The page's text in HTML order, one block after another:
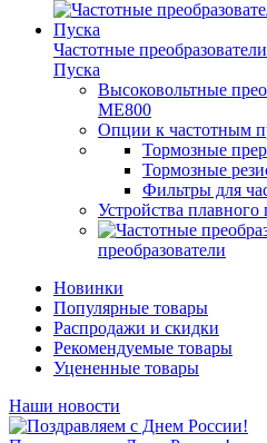
Частотные
Пуска
Высоковольтные
ME800
Опции к частотным
Тормозные
Тормозные
Фильтры для
Устройства плавного
преобразователи
Новинки
Популярные товары
Распродажи и скидки
Рекомендуемые товары
Уцененные товары
Наши новости